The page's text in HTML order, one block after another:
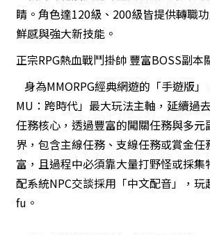
睛。角色達120級、200級皆提供轉職
鮮感與強大新技能。
正宗RPG熱血戰鬥掛帥 豐富BOSS副本
身為MMORPG經典網遊的「手遊版
MU：跨時代」最大玩法主軸，延續過
任務核心，透過豐富的闖關任務與多元
界，包含主線任務、支線任務或賞金任
富，且過程中必須靠大量打野怪或採集
配系統NPC交談採用「中文配音」，玩
fu。